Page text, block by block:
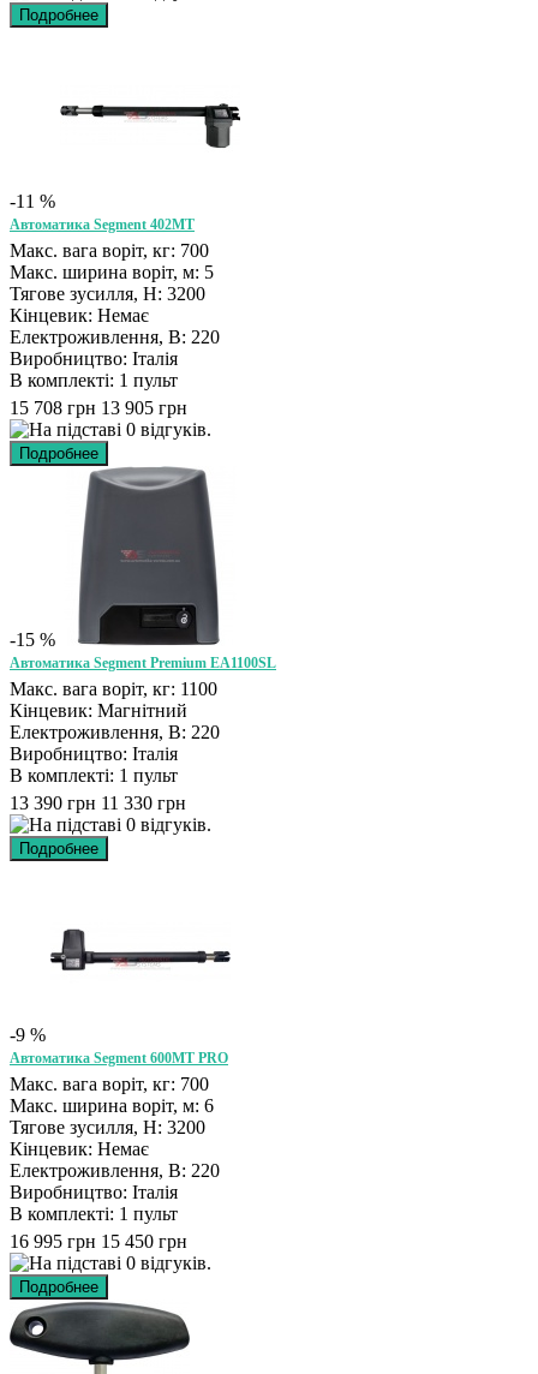
-11 %
Автоматика Segment 402MT
Макс. вага воріт, кг: 700
Макс. ширина воріт, м: 5
Тягове зусилля, Н: 3200
Кінцевик: Немає
Електроживлення, В: 220
Виробництво: Італія
В комплекті: 1 пульт
15 708 грн 13 905 грн
-15 %
Автоматика Segment Premium EA1100SL
Макс. вага воріт, кг: 1100
Кінцевик: Магнітний
Електроживлення, В: 220
Виробництво: Італія
В комплекті: 1 пульт
13 390 грн 11 330 грн
-9 %
Автоматика Segment 600MT PRO
Макс. вага воріт, кг: 700
Макс. ширина воріт, м: 6
Тягове зусилля, Н: 3200
Кінцевик: Немає
Електроживлення, В: 220
Виробництво: Італія
В комплекті: 1 пульт
16 995 грн 15 450 грн